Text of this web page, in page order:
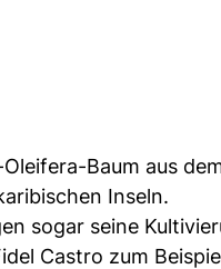
Baum aus
Inseln.
sogar seine
Castro zum